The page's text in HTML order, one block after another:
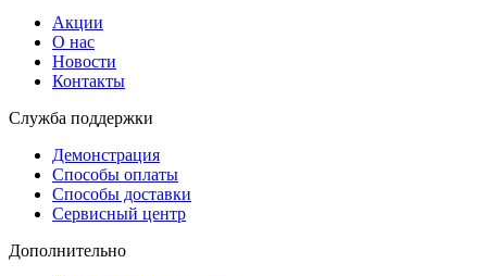
Акции
О нас
Новости
Контакты
Служба поддержки
Демонстрация
Способы оплаты
Способы доставки
Сервисный центр
Дополнительно